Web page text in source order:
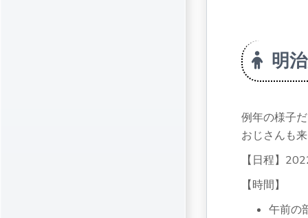
明
例年の様子
おじさんも
【日程】
【時間】
午前の